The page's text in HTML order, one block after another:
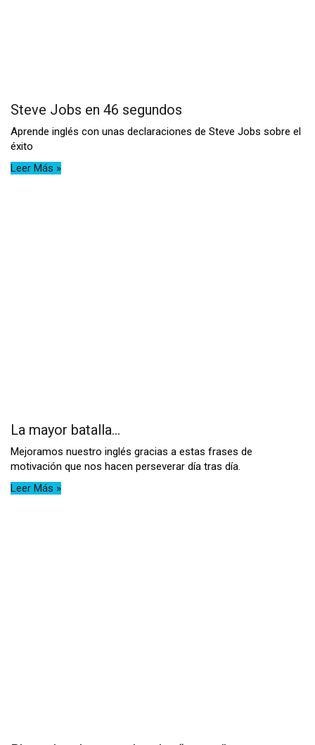
Steve Jobs en 46 segundos
Aprende inglés con unas declaraciones de Steve Jobs sobre el
éxito
Leer Más »
La mayor batalla…
Mejoramos nuestro inglés gracias a estas frases de
motivación que nos hacen perseverar día tras día.
Leer Más »